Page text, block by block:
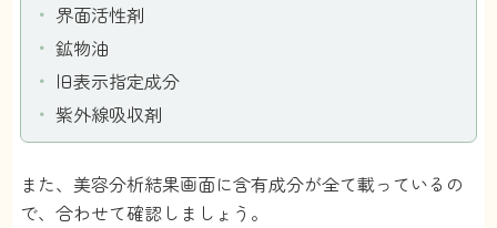
界面活性剤
鉱物油
旧表示指定成分
紫外線吸収剤
また、美容分析結果画面に含有成分が全て載っているの
で、合わせて確認しましょう。